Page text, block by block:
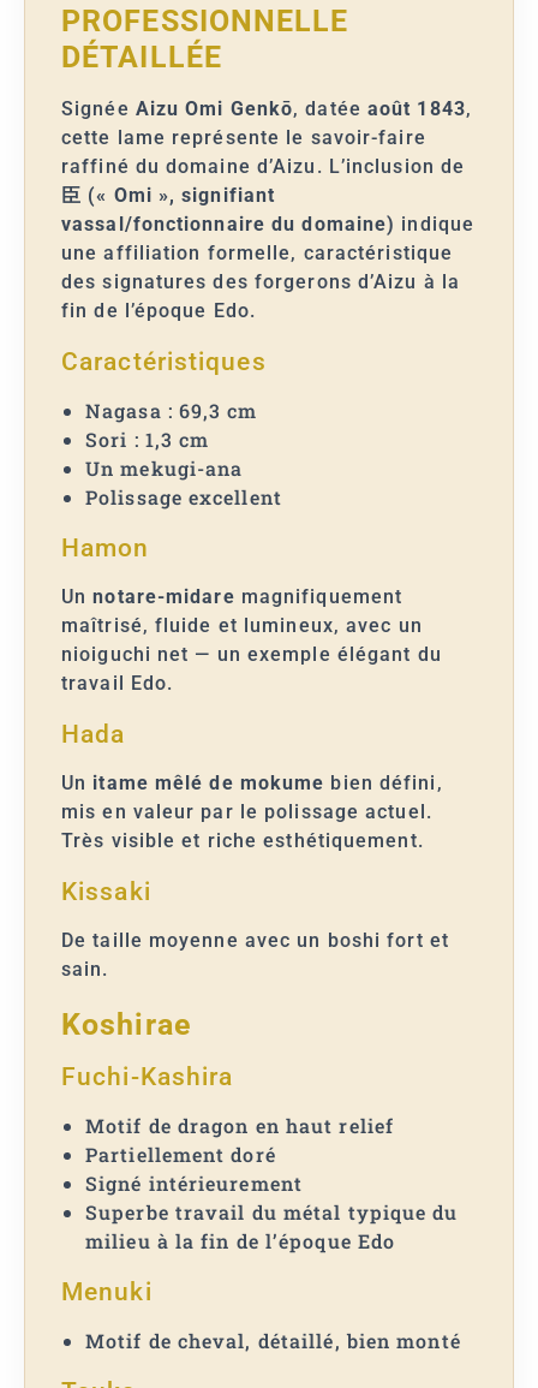
PROFESSIONNELLE
DÉTAILLÉE
Signée Aizu Omi Genkō, datée août 1843,
cette lame représente le savoir-faire
raffiné du domaine d’Aizu. L’inclusion de
臣 (« Omi », signifiant
vassal/fonctionnaire du domaine) indique
une affiliation formelle, caractéristique
des signatures des forgerons d’Aizu à la
fin de l’époque Edo.
Caractéristiques
Nagasa : 69,3 cm
Sori : 1,3 cm
Un mekugi-ana
Polissage excellent
Hamon
Unnotare-midare magnifiquement
maîtrisé, fluide et lumineux, avec un
nioiguchi net — un exemple élégant du
travail Edo.
Hada
Un itame mêlé de mokume bien défini,
mis en valeur par le polissage actuel.
Très visible et riche esthétiquement.
Kissaki
De taille moyenne avec un boshi fort et
sain.
Koshirae
Fuchi-Kashira
Motif de dragon en haut relief
Partiellement doré
Signé intérieurement
Superbe travail du métal typique du
milieu à la fin de l’époque Edo
Menuki
Motif de cheval, détaillé, bien monté